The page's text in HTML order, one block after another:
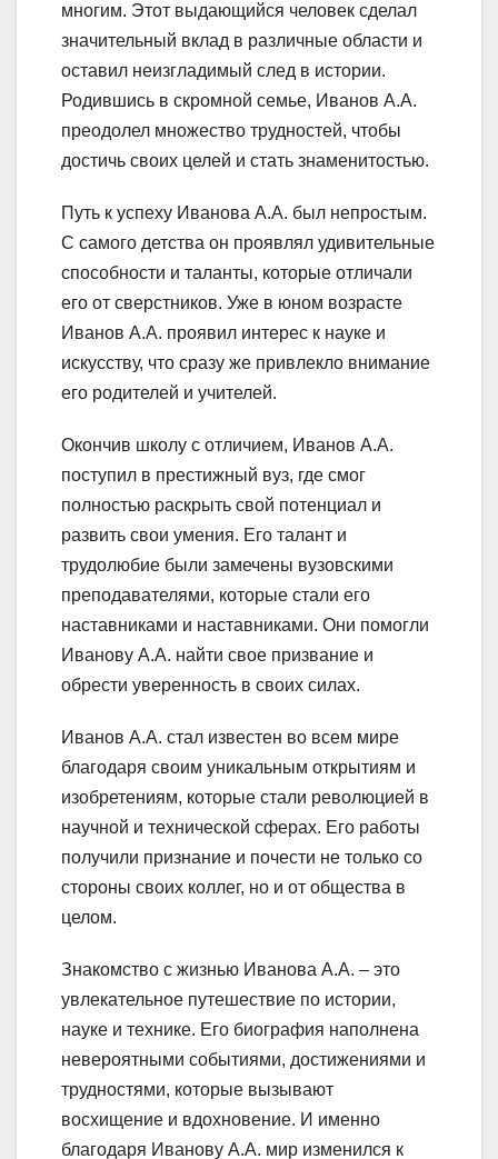
многим. Этот выдающийся человек сделал
значительный вклад в различные области и
оставил неизгладимый след в истории.
Родившись в скромной семье, Иванов А.А.
преодолел множество трудностей, чтобы
достичь своих целей и стать знаменитостью.
Путь к успеху Иванова А.А. был непростым.
С самого детства он проявлял удивительные
способности и таланты, которые отличали
его от сверстников. Уже в юном возрасте
Иванов А.А. проявил интерес к науке и
искусству, что сразу же привлекло внимание
его родителей и учителей.
Окончив школу с отличием, Иванов А.А.
поступил в престижный вуз, где смог
полностью раскрыть свой потенциал и
развить свои умения. Его талант и
трудолюбие были замечены вузовскими
преподавателями, которые стали его
наставниками и наставниками. Они помогли
Иванову А.А. найти свое призвание и
обрести уверенность в своих силах.
Иванов А.А. стал известен во всем мире
благодаря своим уникальным открытиям и
изобретениям, которые стали революцией в
научной и технической сферах. Его работы
получили признание и почести не только со
стороны своих коллег, но и от общества в
целом.
Знакомство с жизнью Иванова А.А. – это
увлекательное путешествие по истории,
науке и технике. Его биография наполнена
невероятными событиями, достижениями и
трудностями, которые вызывают
восхищение и вдохновение. И именно
благодаря Иванову А.А. мир изменился к